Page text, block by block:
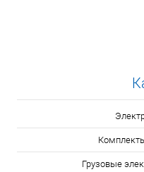
Грузовые